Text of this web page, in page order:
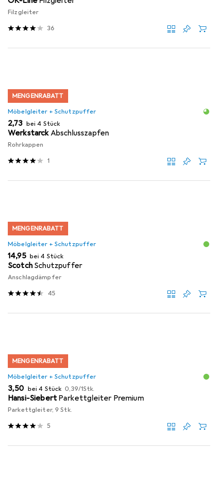
Filzgleiter
36
MENGENRABATT
Möbelgleiter + Schutzpuffer
EUR
2,73 bei 4 Stück
WerkstarckAbschlusszapfen
Rohrkappen
1
MENGENRABATT
Möbelgleiter + Schutzpuffer
EUR
14,95 bei 4 Stück
Scotch Schutzpuffer
Anschlagdämpfer
45
MENGENRABATT
Möbelgleiter + Schutzpuffer
EUR
3,50 bei 4 Stück EUR
0,39/1Stk.
Hansi-Siebert Parkettgleiter Premium
Parkettgleiter, 9 Stk.
5